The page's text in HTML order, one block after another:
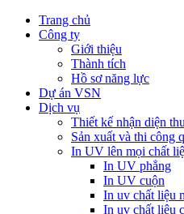
Trang chủ
Công ty
Giới thiệu
Thành tích
Hồ sơ năng lực
Dự án VSN
Dịch vụ
Thiết kế nhận diện
Sản xuất và thi công
In UV lên mọi chất
In UV phẳng
In UV cuộn
In uv chất liệu
In uv chất liệu